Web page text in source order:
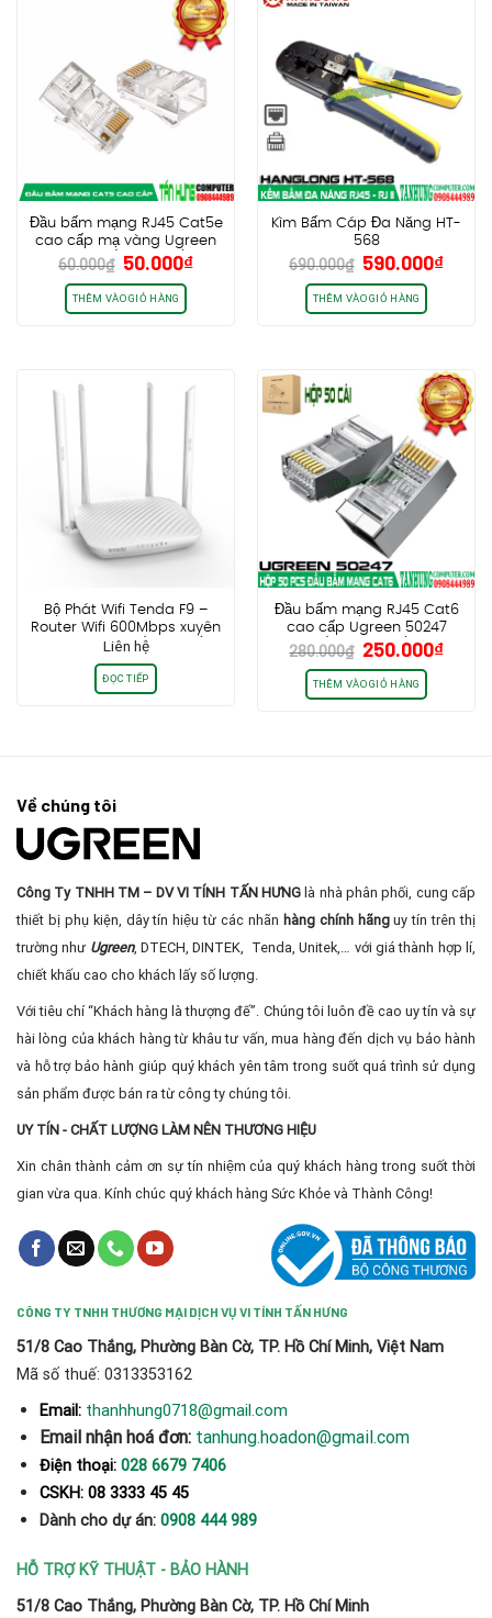
Đầu bấm mạng RJ45 Cat5e
cao cấp mạ vàng Ugreen
20329 (Túi 10 cái)
60.000₫ Giá
gốc
là:
60.000₫.
50.000₫Giá
THÊM VÀO GIỎ HÀNG
Kìm Bấm Cáp Đa Năng HT-
568
690.000₫ Giá
gốc
là:
690.000₫.
590.000₫Giá
THÊM VÀO GIỎ HÀNG
Bộ Phát Wifi Tenda F9 –
Router Wifi 600Mbps xuyên
tường 2.4Ghz(4 Anten)
Liên hệ
ĐỌC TIẾP
Đầu bấm mạng RJ45 Cat6
cao cấp Ugreen 50247
(Hộp 50 cái)
280.000₫ Giá
gốc
là:
280.000₫.
250.000₫Giá
THÊM VÀO GIỎ HÀNG
Về chúng tôi
Công Ty TNHH TM – DV VI TÍNH TẤN HƯNG là nhà phân phối, cung cấp
thiết bị phụ kiện, dây tín hiệu từ các nhãn hàng chính hãnguy tín trên thị
trường như Ugreen, DTECH, DINTEK, Tenda, Unitek,… với giá thành hợp lí,
chiết khấu cao cho khách lấy số lượng.
Với tiêu chí “Khách hàng là thượng đế”. Chúng tôi luôn đề cao uy tín và sự
hài lòng của khách hàng từ khâu tư vấn, mua hàng đến dịch vụ bảo hành
và hỗ trợ bảo hành giúp quý khách yên tâm trong suốt quá trình sử dụng
sản phẩm được bán ra từ công ty chúng tôi.
UY TÍN - CHẤT LƯỢNG LÀM NÊN THƯƠNG HIỆU
Xin chân thành cảm ơn sự tín nhiệm của quý khách hàng trong suốt thời
gian vừa qua. Kính chúc quý khách hàng Sức Khỏe và Thành Công!
CÔNG TY TNHH THƯƠNG MẠI DỊCH VỤ VI TÍNH TẤN HƯNG
51/8 Cao Thắng, Phường Bàn Cờ, TP. Hồ Chí Minh, Việt Nam
Mã số thuế: 0313353162
Email: thanhhung0718@gmail.com
Email nhận hoá đơn: tanhung.hoadon@gmail.com
Điện thoại: 028 6679 7406
CSKH: 08 3333 45 45
Dành cho dự án: 0908 444 989
HỖ TRỢ KỸ THUẬT - BẢO HÀNH
51/8 Cao Thắng, Phường Bàn Cờ, TP. Hồ Chí Minh